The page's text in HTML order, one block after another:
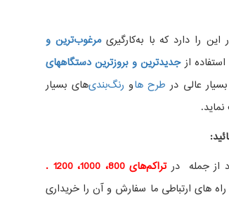
این را دارد که با به‌کارگیریمرغوب‌ترین و
ازجدیدترین و بروزترین دستگاههای
عالی در طرح هاو
های بسیار
:
از جمله در
تراکم‌های 800، 1000، 1200 .
های ارتباطی ما سفارش و آن را خریداری